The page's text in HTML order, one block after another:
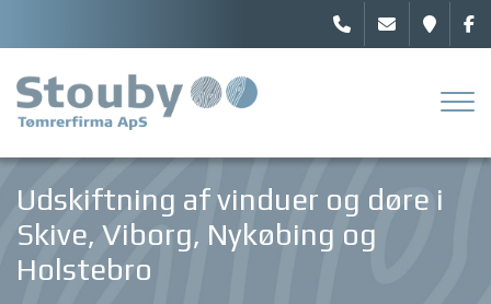
Udskiftning af vinduer og døre i
Skive, Viborg, Nykøbing og
Holstebro